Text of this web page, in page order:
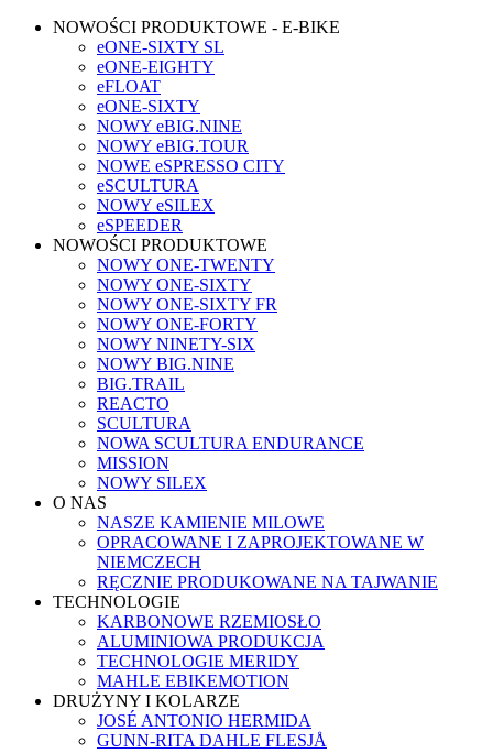
NOWOŚCI PRODUKTOWE - E-BIKE
eONE-SIXTY SL
eONE-EIGHTY
eFLOAT
eONE-SIXTY
NOWY eBIG.NINE
NOWY eBIG.TOUR
NOWE eSPRESSO CITY
eSCULTURA
NOWY eSILEX
eSPEEDER
NOWOŚCI PRODUKTOWE
NOWY ONE-TWENTY
NOWY ONE-SIXTY
NOWY ONE-SIXTY FR
NOWY ONE-FORTY
NOWY NINETY-SIX
NOWY BIG.NINE
BIG.TRAIL
REACTO
SCULTURA
NOWA SCULTURA ENDURANCE
MISSION
NOWY SILEX
O NAS
NASZE KAMIENIE MILOWE
OPRACOWANE I ZAPROJEKTOWANE W
NIEMCZECH
RĘCZNIE PRODUKOWANE NA TAJWANIE
TECHNOLOGIE
KARBONOWE RZEMIOSŁO
ALUMINIOWA PRODUKCJA
TECHNOLOGIE MERIDY
MAHLE EBIKEMOTION
DRUŻYNY I KOLARZE
JOSÉ ANTONIO HERMIDA
GUNN-RITA DAHLE FLESJÅ